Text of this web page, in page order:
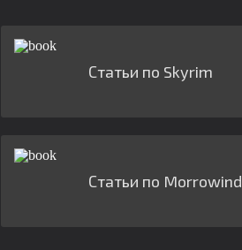
Статьи по Skyrim
Статьи по Morrowind